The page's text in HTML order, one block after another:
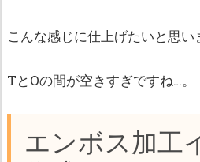
こんな感じに仕上げたいと思い
TとOの間が空きすぎですね…。
エンボス加工